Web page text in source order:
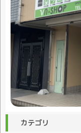
カテゴリ